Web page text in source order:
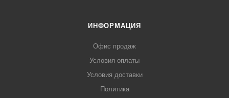
ИНФОРМАЦИЯ
Офис продаж
Условия оплаты
Условия доставки
Политика